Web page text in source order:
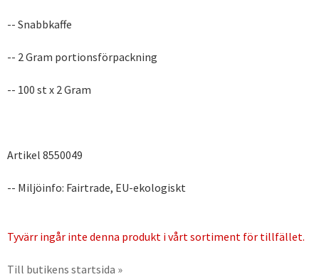
-- Snabbkaffe
-- 2 Gram portionsförpackning
-- 100 st x 2 Gram
Artikel 8550049
-- Miljöinfo: Fairtrade, EU-ekologiskt
Tyvärr ingår inte denna produkt i vårt sortiment för tillfället.
Till butikens startsida »